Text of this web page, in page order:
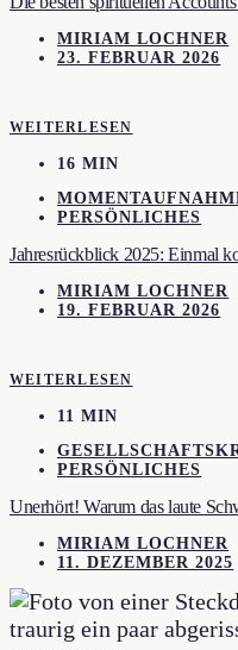
MIRIAM LOCHNER
23. FEBRUAR 2026
WEITERLESEN
16 MIN
PERSÖNLICHES
Jahresrückblick 2025: Einmal
MIRIAM LOCHNER
19. FEBRUAR 2026
WEITERLESEN
11 MIN
PERSÖNLICHES
Unerhört! Warum das laute
MIRIAM LOCHNER
11. DEZEMBER 2025